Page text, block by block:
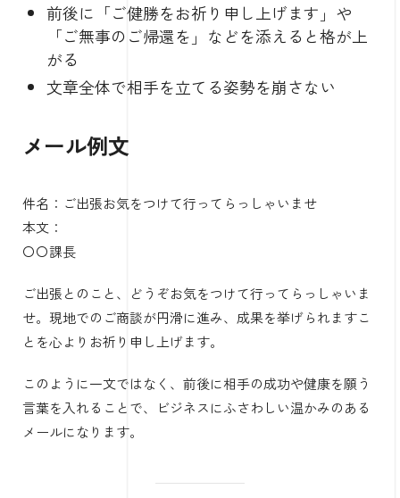
前後に「ご健勝をお祈り申し上げます」や
「ご無事のご帰還を」などを添えると格が上
がる
文章全体で相手を立てる姿勢を崩さない
メール例文
件名：ご出張お気をつけて行ってらっしゃいませ
本文：
〇〇課長
ご出張とのこと、どうぞお気をつけて行ってらっしゃいま
せ。現地でのご商談が円滑に進み、成果を挙げられますこ
とを心よりお祈り申し上げます。
このように一文ではなく、前後に相手の成功や健康を願う
言葉を入れることで、ビジネスにふさわしい温かみのある
メールになります。